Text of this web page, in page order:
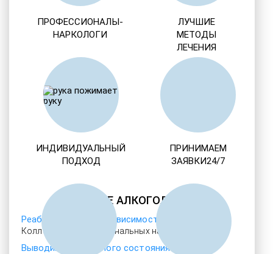
ЛЕЧЕНИЕ АЛКОГОЛИЗМА
Реабилитация алкозависимости
Коллектив профессиональных наркологов
Выводим из запойного состояния
ПРОФЕССИОНАЛЫ-
НАРКОЛОГИ
ЛУЧШИЕ
МЕТОДЫ
ЛЕЧЕНИЯ
ИНДИВИДУАЛЬНЫЙ
ПОДХОД
ПРИНИМАЕМ
ЗАЯВКИ24/7